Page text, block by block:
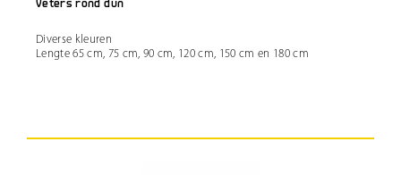
Veters rond dun
Diverse kleuren
Lengte 65 cm, 75 cm, 90 cm, 120 cm, 150 cm en 180 cm